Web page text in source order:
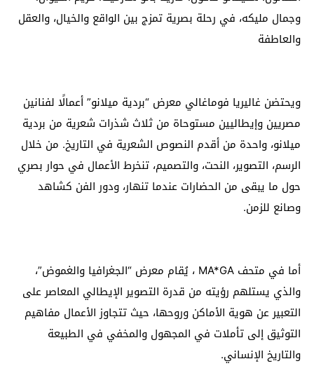
وجمال مليكه، في رحلة بصرية تمزج بين الواقع والخيال، والعقل
والعاطفة
ويحتضن غاليريا فوماغالي معرض “بردية ميلانو” أعمالًا لفنانين
مصريين وإيطاليين مستوحاة من ثلاث شذرات شعرية من بردية
ميلانو، واحدة من أقدم النصوص الشعرية في التاريخ. من خلال
الرسم، التصوير، النحت، والتصميم، تنخرط الأعمال في حوار بصري
حول ما يبقى من الحضارات عندما تنهار، ودور الفن كشاهد
وصانع للزمن.
أما في متحف MA*GA ، يُقام معرض “الجغرافيا والغموض”،
والذي يستلهم رؤيته من قدرة التصوير الإيطالي المعاصر على
التعبير عن هوية الأماكن وروحها، حيث تتجاوز الأعمال مفاهيم
التوثيق إلى تأملات في المجهول والمخفي في الطبيعة
والتاريخ الإنساني.